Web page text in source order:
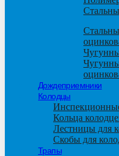
Дождеприемники
Колодцы
Кольца
Лестницы для
Скобы для
Трапы